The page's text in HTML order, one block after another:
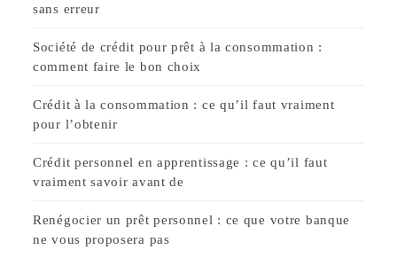
sans erreur
Société de crédit pour prêt à la consommation :
comment faire le bon choix
Crédit à la consommation : ce qu’il faut vraiment
pour l’obtenir
Crédit personnel en apprentissage : ce qu’il faut
vraiment savoir avant de
Renégocier un prêt personnel : ce que votre banque
ne vous proposera pas